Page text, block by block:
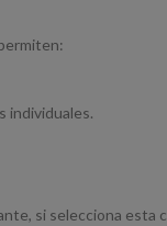
individuales.
si selecciona esta